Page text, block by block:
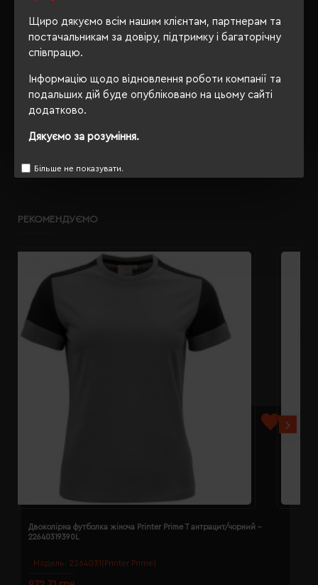
Щиро дякуємо всім нашим клієнтам, партнерам та
постачальникам за довіру, підтримку і багаторічну
співпрацю.
Інформацію щодо відновлення роботи компанії та
подальших дій буде опубліковано на цьому сайті
додатково.
Дякуємо за розуміння.
Більше не показувати.
Сертифікація
OEKO-TEX® Standard 100,
ОПИС
ВІДГУКИ
РЕКОМЕНДУЄМО
Модель: 2264031(Printer Prime)
Двоколірна футболка жіноча Printer Prime T антрацит/чорний -
22640319390L